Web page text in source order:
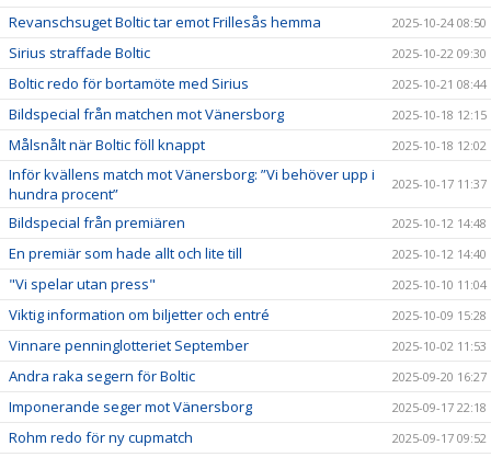
Revanschsuget Boltic tar emot Frillesås hemma
2025-10-24 08:50
Sirius straffade Boltic 2025-10-22 09:30
Boltic redo för bortamöte med Sirius 2025-10-21 08:44
Bildspecial från matchen mot Vänersborg 2025-10-18 12:15
Målsnålt när Boltic föll knappt 2025-10-18 12:02
Inför kvällens match mot Vänersborg: ”Vi behöver upp i
hundra procent”
2025-10-17 11:37
Bildspecial från premiären 2025-10-12 14:48
En premiär som hade allt och lite till 2025-10-12 14:40
"Vi spelar utan press" 2025-10-10 11:04
Viktig information om biljetter och entré 2025-10-09 15:28
Vinnare penninglotteriet September 2025-10-02 11:53
Andra raka segern för Boltic 2025-09-20 16:27
Imponerande seger mot Vänersborg 2025-09-17 22:18
Rohm redo för ny cupmatch 2025-09-17 09:52